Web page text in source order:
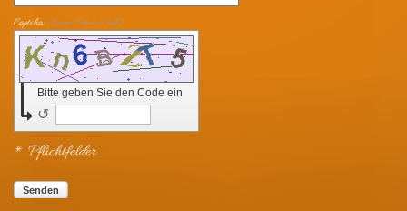
Captcha:(Spam-Schutz-Code)
Bitte geben Sie den Code ein
↺
* Pflichtfelder
Senden